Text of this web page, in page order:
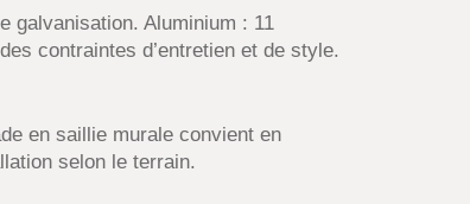
galvanisation. Aluminium : 11
contraintes d’entretien et de style.
en saillie murale convient en
selon le terrain.